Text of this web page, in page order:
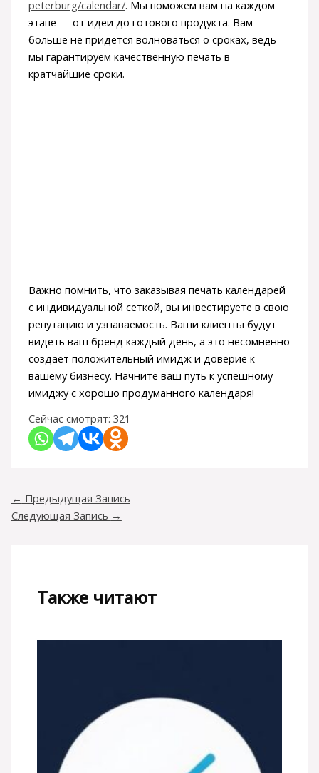
peterburg/calendar/. Мы поможем вам на каждом
этапе — от идеи до готового продукта. Вам
больше не придется волноваться о сроках, ведь
мы гарантируем качественную печать в
кратчайшие сроки.
Важно помнить, что заказывая печать календарей
с индивидуальной сеткой, вы инвестируете в свою
репутацию и узнаваемость. Ваши клиенты будут
видеть ваш бренд каждый день, а это несомненно
создает положительный имидж и доверие к
вашему бизнесу. Начните ваш путь к успешному
имиджу с хорошо продуманного календаря!
Сейчас смотрят: 321
← Предыдущая Запись
Следующая Запись →
Также читают